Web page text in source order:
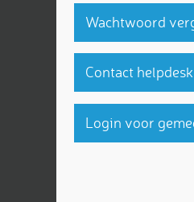
Wachtwoord
Contact helpdesk
Login voor